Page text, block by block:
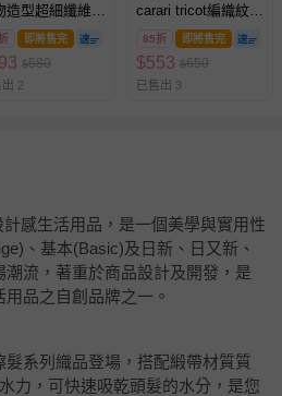
造型超細纖維髮
緞帶粉兔
即將售完
$580
2
carari tricot編織紋系
列 超細纖維浴
巾-260g
85折 即將售完
$553 $650
已售出 3
感生活用品，是一個美學與實用性
、基本(Basic)及日新、日又新、
流，著重於商品設計及開發，是
品之自創品牌之一。
系列織品登場，搭配緞帶材質質
力，可快速吸乾頭髮的水分，是您